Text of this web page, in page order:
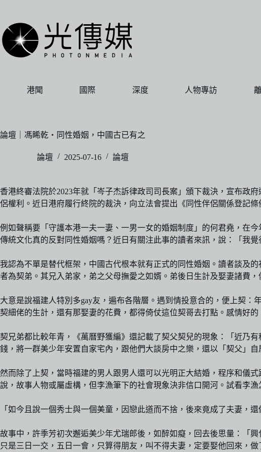
主
要
內
港聞 國際 深度 人物專訪
論壇｜馮睎乾・同性婚姻，中國古已有之
論壇 2025-07-16 論壇
香港終審法院於2023年就「岑子杰訴律政司司長案」頒下裁決，宣布政
侶權利。近日港府履行終院的裁決，向立法會提出《同性伴侶關係登記
例如聲稱要「守護本港一夫一妻、一男一女的婚姻制度」的何君堯，在
傳統文化真的反對同性婚姻嗎？近日有關注此事的讀者來訊，說：「我
我認為不單是替代框架，中國古代根本就有正式的同性婚姻。讀者談及
者為契弟。其兄入弟家，弟之父母撫愛之如婿。弟後日生計及娶妻諸費
大意是說福建人特別多gay友，遍布各階層。遇到情投意合的，便上契
契細佬的生計，還有那娶妻的花費，都得倚仗這位契哥去打點。感情好
契兄弟都比較年青，《萬曆野獲編》還記載了契父契兒的現象：「近乃
錢，將一群美少年安置自家宅內，跟他們大談房中之樂，還以「契父」自
然而除了上契，當時福建的男人跟男人還可以光明正大結婚，程序和儀
說，故事人物或屬虛構，但李漁筆下的社會現象決非信口開河。試看李漁
「如今且說一個秀士與一個美童，因戀此道而不捨，後來竟成了夫妻，
故事中，許季芳初次邂逅美少年尤瑞郎後，如醉如癡，回去後思量：「
只是三日一交，五日一會，只算得朋友，叫不得夫妻，定要娶他回來，